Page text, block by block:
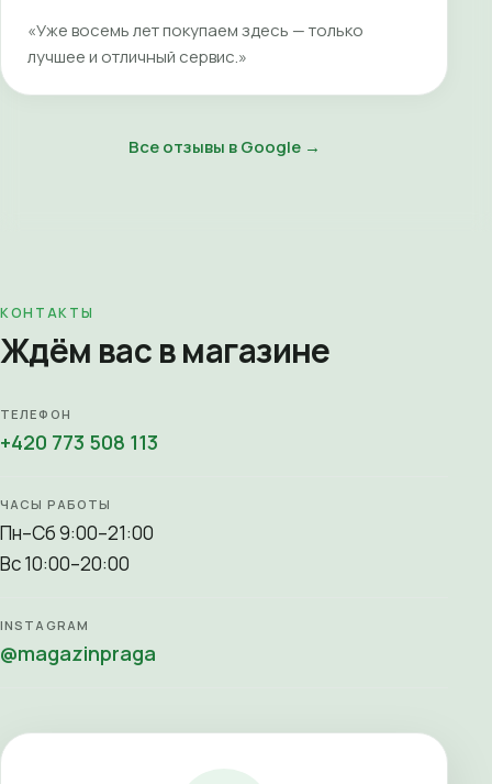
«Уже восемь лет покупаем здесь — только
лучшее и отличный сервис.»
Все отзывы в Google →
КОНТАКТЫ
Ждём вас в магазине
ТЕЛЕФОН
+420 773 508 113
ЧАСЫ РАБОТЫ
Пн–Сб 9:00–21:00
Вс 10:00–20:00
INSTAGRAM
@magazinpraga